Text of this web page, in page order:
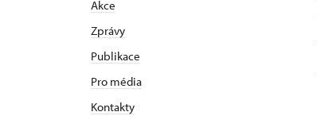
Akce
Zprávy
Publikace
Pro média
Kontakty